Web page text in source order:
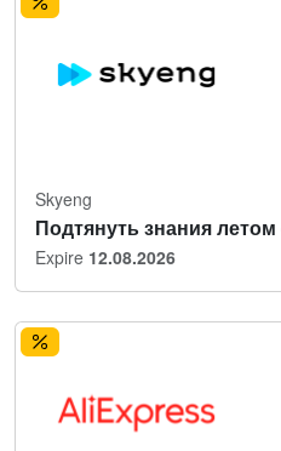
Skyeng
Подтянуть знания
Expire 12.08.2026